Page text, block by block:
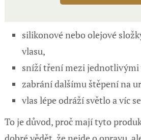
silikonové nebo olejové
vlasu,
sníží tření mezi jednotlivými
zabrání dalšímu štěpení na
vlas lépe odráží světlo a víc
To je důvod, proč mají tyto